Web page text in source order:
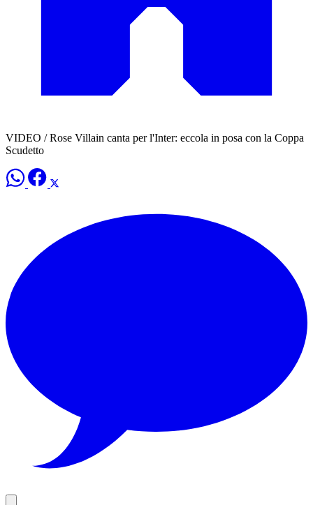
VIDEO / Rose Villain canta per l'Inter: eccola in posa con la Coppa
Scudetto